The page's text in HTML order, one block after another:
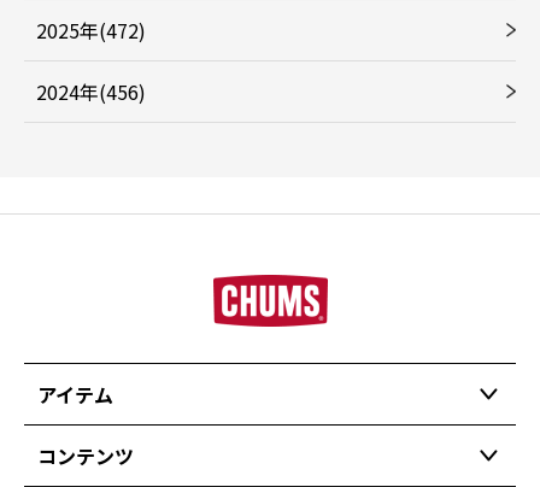
2025年(472)
2024年(456)
アイテム
コンテンツ